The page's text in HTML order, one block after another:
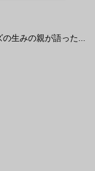
生みの親が語った...